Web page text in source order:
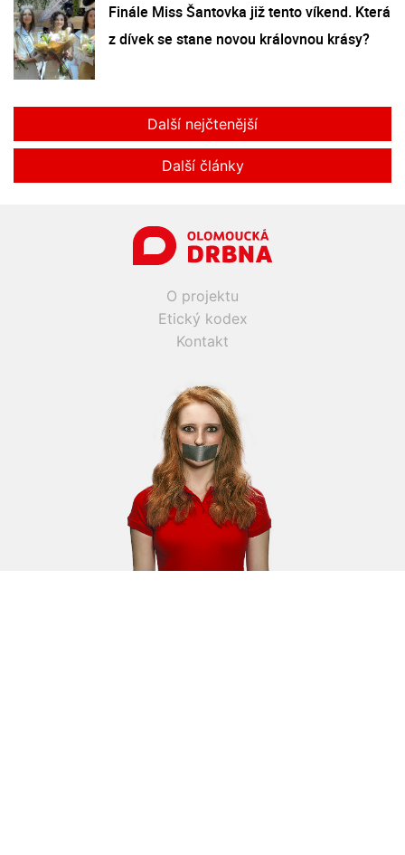
Finále Miss Šantovka již tento víkend. Která
z dívek se stane novou královnou krásy?
Další nejčtenější
Další články
O projektu
Etický kodex
Kontakt